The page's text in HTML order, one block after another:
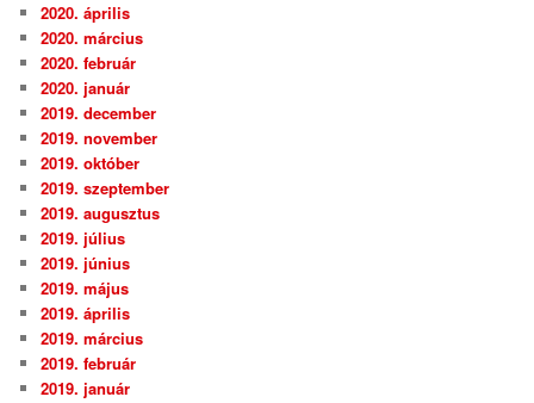
2020. április
2020. március
2020. február
2020. január
2019. december
2019. november
2019. október
2019. szeptember
2019. augusztus
2019. július
2019. június
2019. május
2019. április
2019. március
2019. február
2019. január